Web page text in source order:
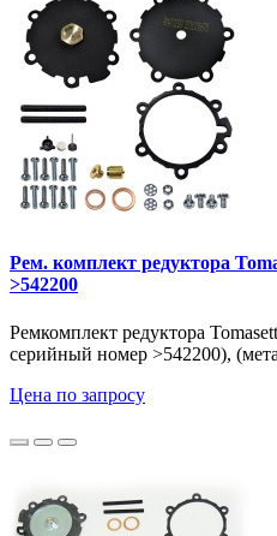
Рем. комплект редуктора
>542200
Ремкомплект редуктора
серийный номер >542200),
Цена по запросу